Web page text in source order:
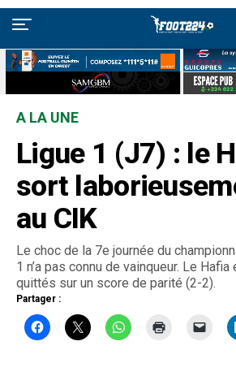
A LA UNE
Ligue 1 (J7) : le
sort
au CIK
Le choc de la 7e journée du
1 n’a pas connu de vainqueur. Le
quittés sur un score de parité (2-2).
Partager :